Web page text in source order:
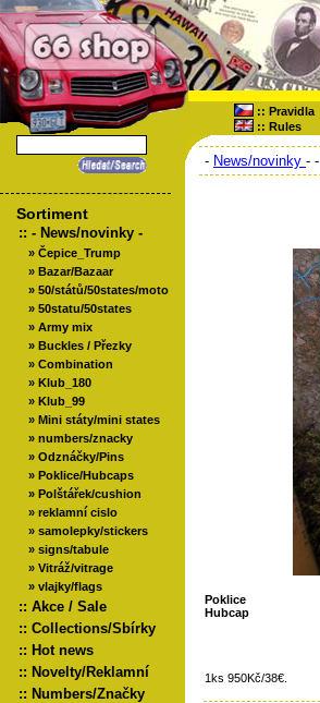
:: Pravidla
:: Rules
Sortiment
:: - News/novinky -
» Čepice_Trump
» Bazar/Bazaar
» 50/států/50states/moto
» 50statu/50states
» Army mix
» Buckles / Přezky
» Combination
» Klub_180
» Klub_99
» Mini státy/mini states
» numbers/znacky
» Odznáčky/Pins
» Poklice/Hubcaps
» Polštářek/cushion
» reklamní cislo
» samolepky/stickers
» signs/tabule
» Vitráž/vitrage
» vlajky/flags
:: Akce / Sale
:: Collections/Sbírky
:: Hot news
:: Novelty/Reklamní
:: Numbers/Značky
- News/novinky - -
Poklice
Hubcap
1ks 950Kč/38€.